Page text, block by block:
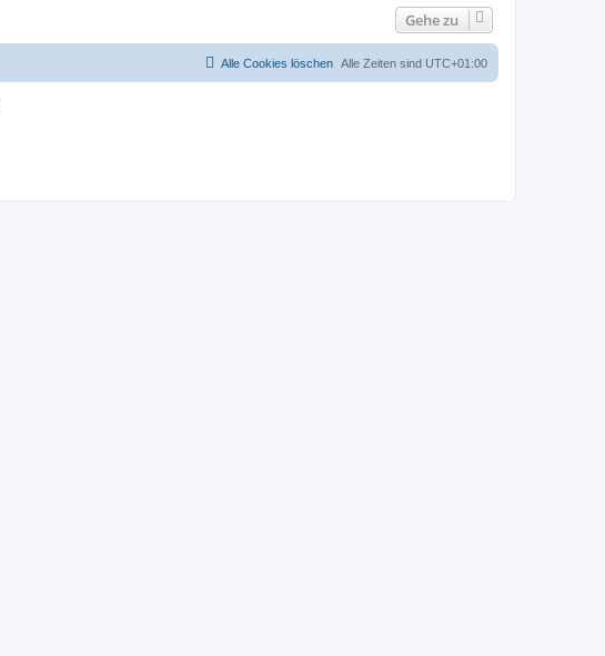
Gehe zu
Alle Zeiten sind UTC+01:00
Alle Cookies löschen